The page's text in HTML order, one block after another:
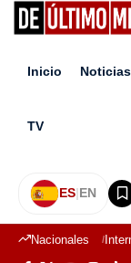
Inicio Noticias
TV
ES|EN
Nacionales